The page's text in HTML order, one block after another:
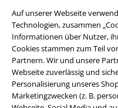
Auf unserer Webseite
Technologien, zusammen
Informationen über Nutzer,
Cookies stammen zum Teil
Partnern. Wir und unsere
Webseite zuverlässig und
Personalisierung unseres
Marketingzwecken (z. B.
Information zur
Cookie-Einstellungen
Vertrag widerrufen
Alle Preise inkl. gesetzlicher